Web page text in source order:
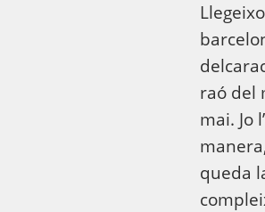
raó del
mai. Jo
queda